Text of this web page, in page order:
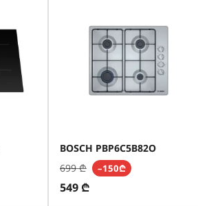
BOSCH PBP6C5B82O
699₾ –150₾
549 ₾